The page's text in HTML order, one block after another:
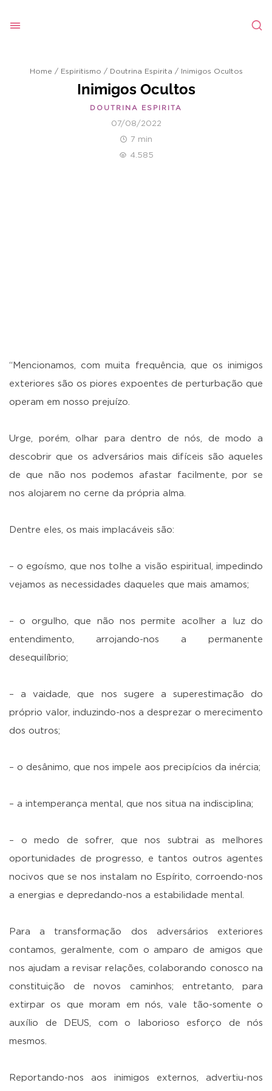
Home / Espiritismo / Doutrina Espirita / Inimigos Ocultos
Inimigos Ocultos
DOUTRINA ESPIRITA
07/08/2022
7 min
4.585
“Mencionamos, com muita frequência, que os inimigos
exteriores são os piores expoentes de perturbação que
operam em nosso prejuízo.
Urge, porém, olhar para dentro de nós, de modo a
descobrir que os adversários mais difíceis são aqueles
de que não nos podemos afastar facilmente, por se
nos alojarem no cerne da própria alma.
Dentre eles, os mais implacáveis são:
– o egoísmo, que nos tolhe a visão espiritual, impedindo
vejamos as necessidades daqueles que mais amamos;
– o orgulho, que não nos permite acolher a luz do
entendimento, arrojando-nos a permanente
desequilíbrio;
– a vaidade, que nos sugere a superestimação do
próprio valor, induzindo-nos a desprezar o merecimento
dos outros;
– o desânimo, que nos impele aos precipícios da inércia;
– a intemperança mental, que nos situa na indisciplina;
– o medo de sofrer, que nos subtrai as melhores
oportunidades de progresso, e tantos outros agentes
nocivos que se nos instalam no Espírito, corroendo-nos
a energias e depredando-nos a estabilidade mental.
Para a transformação dos adversários exteriores
contamos, geralmente, com o amparo de amigos que
nos ajudam a revisar relações, colaborando conosco na
constituição de novos caminhos; entretanto, para
extirpar os que moram em nós, vale tão-somente o
auxílio de DEUS, com o laborioso esforço de nós
mesmos.
Reportando-nos aos inimigos externos, advertiu-nos